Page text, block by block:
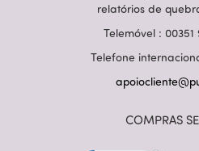
relatórios de
Telemóvel : 00351
Telefone
COMPRAS